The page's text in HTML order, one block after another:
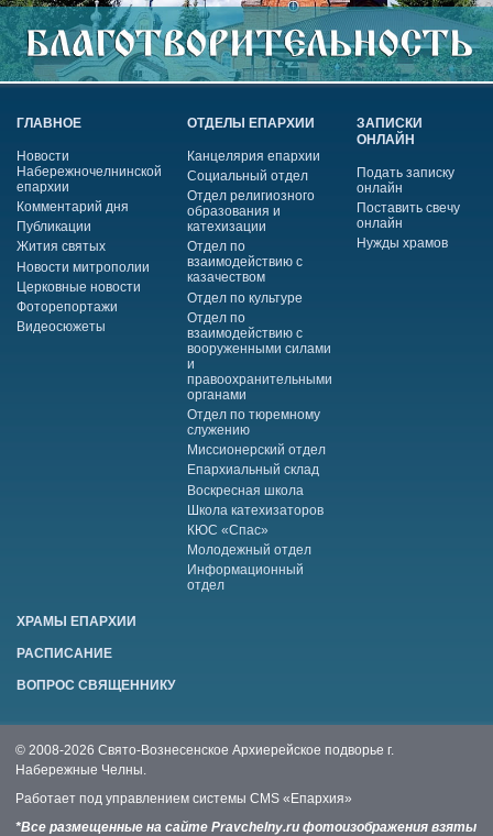
ГЛАВНОЕ
Новости
Набережночелнинской
епархии
Комментарий дня
Публикации
Жития святых
Новости митрополии
Церковные новости
Фоторепортажи
Видеосюжеты
ОТДЕЛЫ ЕПАРХИИ
Канцелярия епархии
Социальный отдел
Отдел религиозного
образования и
катехизации
Отдел по
взаимодействию с
казачеством
Отдел по культуре
Отдел по
взаимодействию с
вооруженными силами
и
правоохранительными
органами
Отдел по тюремному
служению
Миссионерский отдел
Епархиальный склад
Воскресная школа
Школа катехизаторов
КЮС «Спас»
Молодежный отдел
Информационный
отдел
ЗАПИСКИ
ОНЛАЙН
Подать записку
онлайн
Поставить свечу
онлайн
Нужды храмов
ХРАМЫ ЕПАРХИИ
РАСПИСАНИЕ
ВОПРОС СВЯЩЕННИКУ
© 2008-2026 Свято-Вознесенское Архиерейское подворье г.
Набережные Челны.
Работает под управлением системы CMS «Епархия»
*Все размещенные на сайте Pravchelny.ru фотоизображения взяты